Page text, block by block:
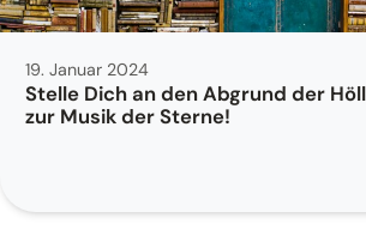
19. Januar 2024
Stelle Dich an den Abgrund der
zur Musik der Sterne!